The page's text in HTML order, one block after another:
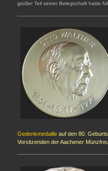
großer Teil seiner Belegschaft hatte
Gedenkmedaille auf den 80.
Vorsitzenden der Aachener